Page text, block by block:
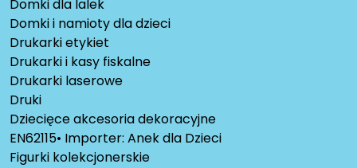
Domki dla lalek
Domki i namioty dla dzieci
Drukarki etykiet
Drukarki i kasy fiskalne
Drukarki laserowe
Druki
Dziecięce akcesoria dekoracyjne
EN62115• Importer: Anek dla Dzieci
Figurki kolekcjonerskie